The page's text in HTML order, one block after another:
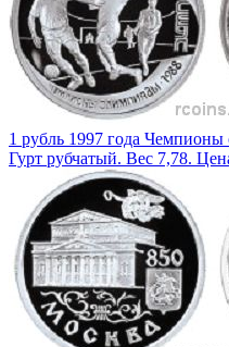
1 рубль 1997 года
Гурт рубчатый. Вес 7,78.